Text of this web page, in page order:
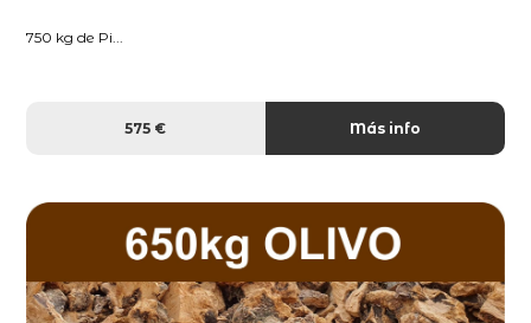
750 kg de Pi...
575 € Más info